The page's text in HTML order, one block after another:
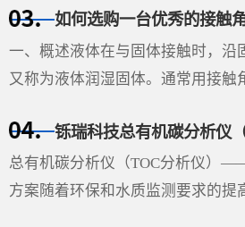
350SE），并根据高温科研需求特
设备的···
一、概述液体在与固体接触时，沿
又称为液体润湿固体。通常用接触
的切线（如图），两切线通过液体
···
总有机碳分析仪（TOC分析仪）
方案随着环保和水质监测要求的提